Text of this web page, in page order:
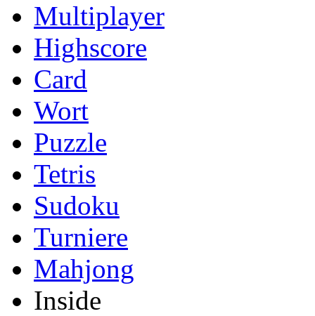
Multiplayer
Highscore
Card
Wort
Puzzle
Tetris
Sudoku
Turniere
Mahjong
Inside